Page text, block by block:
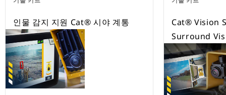
인물 감지 지원 Cat® 시야 계통
Cat® Vision
Surround